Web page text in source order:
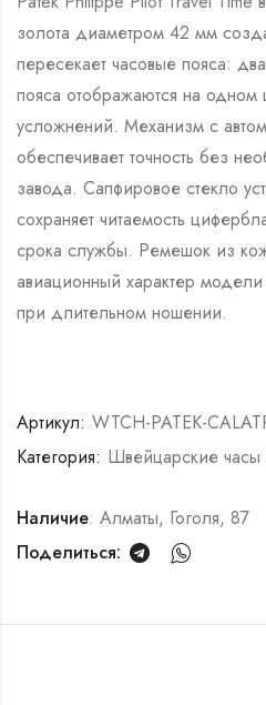
золота диаметром 42 мм
пересекает часовые пояса:
пояса отображаются на
усложнений. Механизм с
обеспечивает точность без
завода. Сапфировое стекло
сохраняет читаемость
срока службы. Ремешок из
авиационный характер
при длительном ношении.
Артикул: WTCH-PATEK-
Категория: Швейцарские часы
Наличие: Алматы, Гоголя, 87
Поделиться: